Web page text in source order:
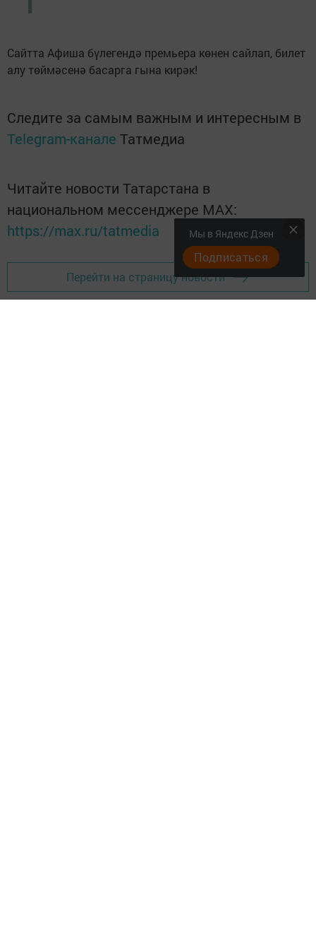
Сайтта Афиша бүлегендә премьера көнен сайлап, билет
алу төймәсенә басарга гына кирәк!
Следите за самым важным и интересным в
Telegram-канале Татмедиа
Читайте новости Татарстана в
национальном мессенджере MАХ:
https://max.ru/tatmedia
Перейти на страницу новости
Мы в Яндекс Дзен
Подписаться